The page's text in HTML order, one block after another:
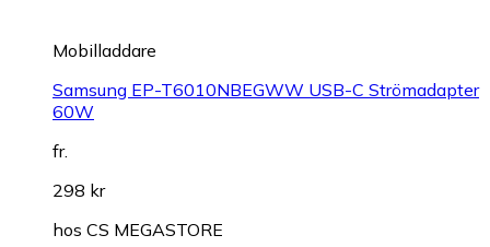
Mobilladdare
Samsung EP-T6010NBEGWW USB-C Strömadapter
60W
fr.
298 kr
hos CS MEGASTORE